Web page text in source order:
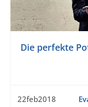
Die perfekte
22feb2018